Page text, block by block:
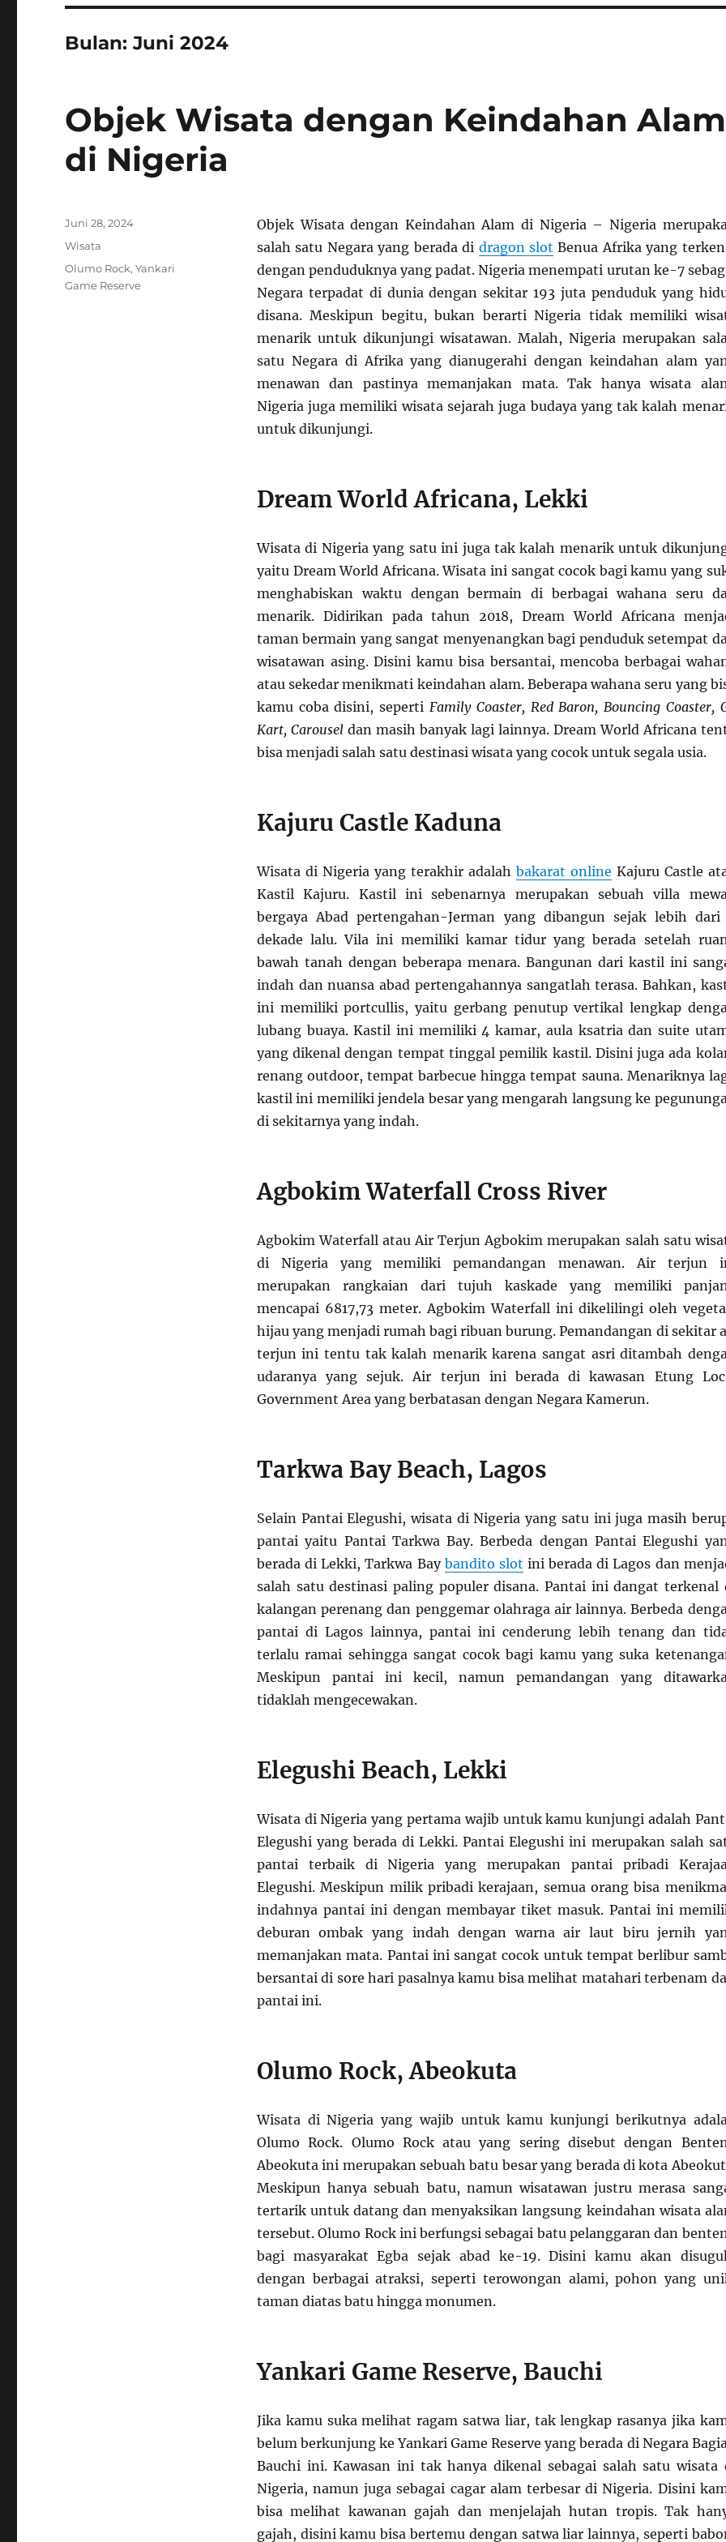
Bulan:Juni 2024
Objek Wisata dengan Keindahan Alam
di Nigeria
Objek Wisata dengan Keindahan Alam di Nigeria – Nigeria
salah satu Negara yang berada di dragon slot Benua Afrika yang
dengan penduduknya yang padat. Nigeria menempati urutan ke-7
Negara terpadat di dunia dengan sekitar 193 juta penduduk yang
disana. Meskipun begitu, bukan berarti Nigeria tidak memiliki
menarik untuk dikunjungi wisatawan. Malah, Nigeria merupakan
satu Negara di Afrika yang dianugerahi dengan keindahan alam
menawan dan pastinya memanjakan mata. Tak hanya wisata
Nigeria juga memiliki wisata sejarah juga budaya yang tak kalah
untuk dikunjungi.
Dream World Africana, Lekki
Wisata di Nigeria yang satu ini juga tak kalah menarik untuk
yaitu Dream World Africana. Wisata ini sangat cocok bagi kamu yang
menghabiskan waktu dengan bermain di berbagai wahana seru
menarik. Didirikan pada tahun 2018, Dream World Africana
taman bermain yang sangat menyenangkan bagi penduduk setempat
wisatawan asing. Disini kamu bisa bersantai, mencoba berbagai
atau sekedar menikmati keindahan alam. Beberapa wahana seru yang
kamu coba disini, sepertiFamily Coaster, Red Baron, Bouncing Coaster,
Kart, Carouseldan masih banyak lagi lainnya. Dream World Africana
bisa menjadi salah satu destinasi wisata yang cocok untuk segala usia.
Kajuru Castle Kaduna
Wisata di Nigeria yang terakhir adalah bakarat online Kajuru Castle
Kastil Kajuru. Kastil ini sebenarnya merupakan sebuah villa
bergaya Abad pertengahan-Jerman yang dibangun sejak lebih dari
dekade lalu. Vila ini memiliki kamar tidur yang berada setelah
bawah tanah dengan beberapa menara. Bangunan dari kastil ini
indah dan nuansa abad pertengahannya sangatlah terasa. Bahkan,
ini memiliki portcullis, yaitu gerbang penutup vertikal lengkap
lubang buaya. Kastil ini memiliki 4 kamar, aula ksatria dan suite
yang dikenal dengan tempat tinggal pemilik kastil. Disini juga ada
renang outdoor, tempat barbecue hingga tempat sauna. Menariknya
kastil ini memiliki jendela besar yang mengarah langsung ke
di sekitarnya yang indah.
Agbokim Waterfall Cross River
Agbokim Waterfall atau Air Terjun Agbokim merupakan salah satu
di Nigeria yang memiliki pemandangan menawan. Air terjun
merupakan rangkaian dari tujuh kaskade yang memiliki
mencapai 6817,73 meter. Agbokim Waterfall ini dikelilingi oleh
hijau yang menjadi rumah bagi ribuan burung. Pemandangan di sekitar
terjun ini tentu tak kalah menarik karena sangat asri ditambah
udaranya yang sejuk. Air terjun ini berada di kawasan Etung
Government Area yang berbatasan dengan Negara Kamerun.
Tarkwa Bay Beach, Lagos
Selain Pantai Elegushi, wisata di Nigeria yang satu ini juga masih
pantai yaitu Pantai Tarkwa Bay. Berbeda dengan Pantai Elegushi
berada di Lekki, Tarkwa Bay bandito slot ini berada di Lagos dan
salah satu destinasi paling populer disana. Pantai ini dangat terkenal
kalangan perenang dan penggemar olahraga air lainnya. Berbeda
pantai di Lagos lainnya, pantai ini cenderung lebih tenang dan
terlalu ramai sehingga sangat cocok bagi kamu yang suka
Meskipun pantai ini kecil, namun pemandangan yang
tidaklah mengecewakan.
Elegushi Beach, Lekki
Wisata di Nigeria yang pertama wajib untuk kamu kunjungi adalah
Elegushi yang berada di Lekki. Pantai Elegushi ini merupakan salah
pantai terbaik di Nigeria yang merupakan pantai pribadi
Elegushi. Meskipun milik pribadi kerajaan, semua orang bisa
indahnya pantai ini dengan membayar tiket masuk. Pantai ini
deburan ombak yang indah dengan warna air laut biru jernih
memanjakan mata. Pantai ini sangat cocok untuk tempat berlibur
bersantai di sore hari pasalnya kamu bisa melihat matahari terbenam
pantai ini.
Olumo Rock, Abeokuta
Wisata di Nigeria yang wajib untuk kamu kunjungi berikutnya
Olumo Rock. Olumo Rock atau yang sering disebut dengan
Abeokuta ini merupakan sebuah batu besar yang berada di kota
Meskipun hanya sebuah batu, namun wisatawan justru merasa
tertarik untuk datang dan menyaksikan langsung keindahan wisata
tersebut. Olumo Rock ini berfungsi sebagai batu pelanggaran dan
bagi masyarakat Egba sejak abad ke-19. Disini kamu akan
dengan berbagai atraksi, seperti terowongan alami, pohon yang
taman diatas batu hingga monumen.
Yankari Game Reserve, Bauchi
Jika kamu suka melihat ragam satwa liar, tak lengkap rasanya jika
belum berkunjung ke Yankari Game Reserve yang berada di Negara
Bauchi ini. Kawasan ini tak hanya dikenal sebagai salah satu wisata
Nigeria, namun juga sebagai cagar alam terbesar di Nigeria. Disini
bisa melihat kawanan gajah dan menjelajah hutan tropis. Tak
gajah, disini kamu bisa bertemu dengan satwa liar lainnya, seperti
Posted
on
Juni 28, 2024
Categories
Wisata
Tags
Olumo Rock,Yankari
Game Reserve